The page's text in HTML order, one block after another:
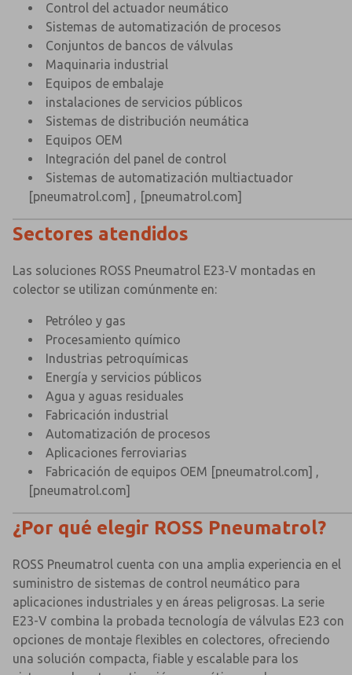
Control del actuador neumático
Sistemas de automatización de procesos
Conjuntos de bancos de válvulas
Maquinaria industrial
Equipos de embalaje
instalaciones de servicios públicos
Sistemas de distribución neumática
Equipos OEM
Integración del panel de control
Sistemas de automatización multiactuador
[pneumatrol.com] , [pneumatrol.com]
Sectores atendidos
Las soluciones ROSS Pneumatrol E23‑V montadas en
colector se utilizan comúnmente en:
Petróleo y gas
Procesamiento químico
Industrias petroquímicas
Energía y servicios públicos
Agua y aguas residuales
Fabricación industrial
Automatización de procesos
Aplicaciones ferroviarias
Fabricación de equipos OEM [pneumatrol.com] ,
[pneumatrol.com]
¿Por qué elegir ROSS Pneumatrol?
ROSS Pneumatrol cuenta con una amplia experiencia en el
suministro de sistemas de control neumático para
aplicaciones industriales y en áreas peligrosas. La serie
E23-V combina la probada tecnología de válvulas E23 con
opciones de montaje flexibles en colectores, ofreciendo
una solución compacta, fiable y escalable para los